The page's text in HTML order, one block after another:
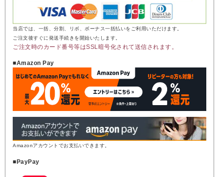
当店では、一括、分割、リボ、ボーナス一括払いをご利用いただけます。
ご注文後すぐに発送手続きを開始いたします。
ご注文時のカード番号等はSSL暗号化されて送信されます。
■Amazon Pay
Amazonアカウントでお支払いできます。
■PayPay